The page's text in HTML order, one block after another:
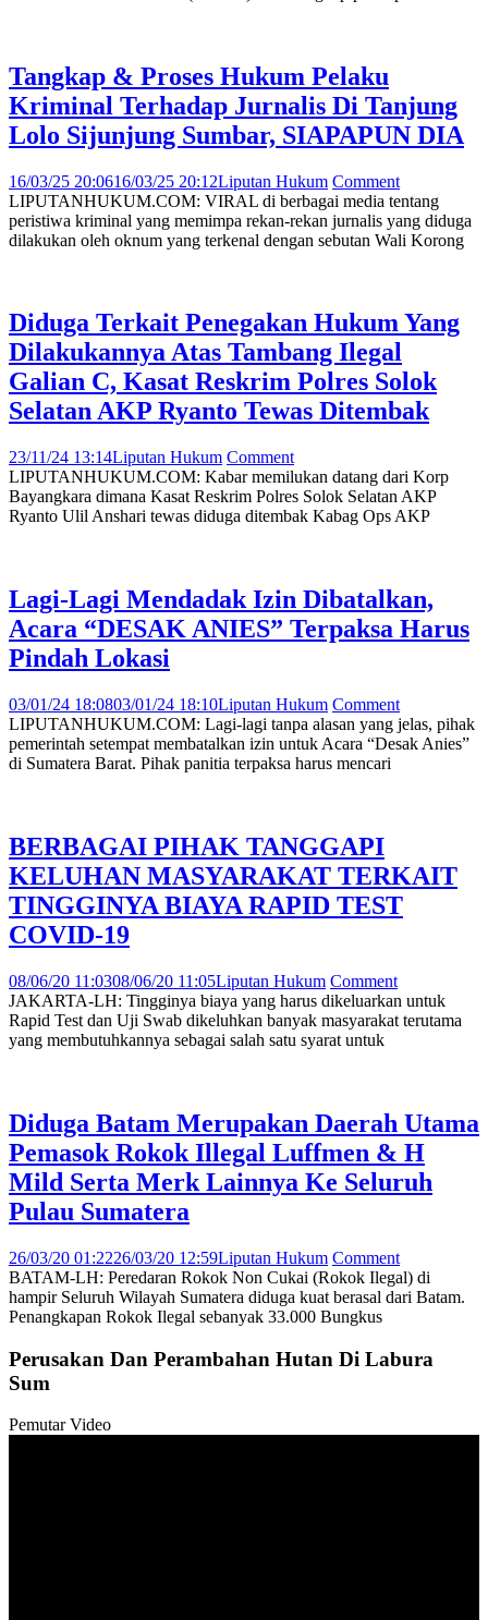
Tangkap & Proses Hukum Pelaku
Kriminal Terhadap Jurnalis Di Tanjung
Lolo Sijunjung Sumbar, SIAPAPUN DIA
16/03/25 20:0616/03/25 20:12Liputan Hukum Comment
LIPUTANHUKUM.COM: VIRAL di berbagai media tentang
peristiwa kriminal yang memimpa rekan-rekan jurnalis yang diduga
dilakukan oleh oknum yang terkenal dengan sebutan Wali Korong
Diduga Terkait Penegakan Hukum Yang
Dilakukannya Atas Tambang Ilegal
Galian C, Kasat Reskrim Polres Solok
Selatan AKP Ryanto Tewas Ditembak
23/11/24 13:14Liputan Hukum Comment
LIPUTANHUKUM.COM: Kabar memilukan datang dari Korp
Bayangkara dimana Kasat Reskrim Polres Solok Selatan AKP
Ryanto Ulil Anshari tewas diduga ditembak Kabag Ops AKP
Lagi-Lagi Mendadak Izin Dibatalkan,
Acara “DESAK ANIES” Terpaksa Harus
Pindah Lokasi
03/01/24 18:0803/01/24 18:10Liputan Hukum Comment
LIPUTANHUKUM.COM: Lagi-lagi tanpa alasan yang jelas, pihak
pemerintah setempat membatalkan izin untuk Acara “Desak Anies”
di Sumatera Barat. Pihak panitia terpaksa harus mencari
BERBAGAI PIHAK TANGGAPI
KELUHAN MASYARAKAT TERKAIT
TINGGINYA BIAYA RAPID TEST
COVID-19
08/06/20 11:0308/06/20 11:05Liputan Hukum Comment
JAKARTA-LH: Tingginya biaya yang harus dikeluarkan untuk
Rapid Test dan Uji Swab dikeluhkan banyak masyarakat terutama
yang membutuhkannya sebagai salah satu syarat untuk
Diduga Batam Merupakan Daerah Utama
Pemasok Rokok Illegal Luffmen & H
Mild Serta Merk Lainnya Ke Seluruh
Pulau Sumatera
26/03/20 01:2226/03/20 12:59Liputan Hukum Comment
BATAM-LH: Peredaran Rokok Non Cukai (Rokok Ilegal) di
hampir Seluruh Wilayah Sumatera diduga kuat berasal dari Batam.
Penangkapan Rokok Ilegal sebanyak 33.000 Bungkus
Perusakan Dan Perambahan Hutan Di Labura
Sum
Pemutar Video